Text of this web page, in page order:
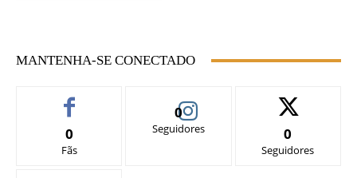
MANTENHA-SE CONECTADO
0
Fãs
0
Seguidores 0
Seguidores